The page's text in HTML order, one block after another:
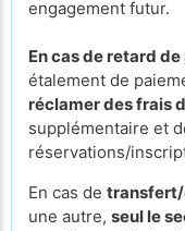
engagement futur.
En cas de retard
étalement de
réclamer des frais
supplémentaire et
réservations/
En cas de transfert/
une autre, seul le